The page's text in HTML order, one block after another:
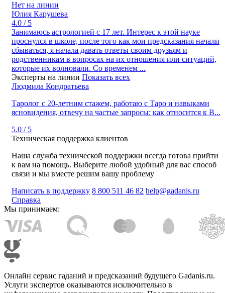
Нет на линии
Юлия Карушева
4.0 / 5
Занимаюсь астрологией с 17 лет. Интерес к этой науке
проснулся в школе, после того как мои предсказания начали
сбываться, я начала давать ответы своим друзьям и
родственникам в вопросах на их отношения или ситуаций,
которые их волновали. Со временем ...
Эксперты на линии Показать всех
Людмила Кондратьева
Таролог с 20‑летним стажем, работаю с Таро и навыками
ясновидения, отвечу на частые запросы: как относится к В...
5.0 / 5
Техническая поддержка клиентов
Наша служба технической поддержки всегда готова прийти
к вам на помощь. Выберите любой удобный для вас способ
связи и мы вместе решим вашу проблему
Написать в поддержку 8 800 511 46 82 help@gadanis.ru
Справка
Мы принимаем:
Онлайн сервис гаданий и предсказаний будущего Gadanis.ru.
Услуги экспертов оказываются исключительно в